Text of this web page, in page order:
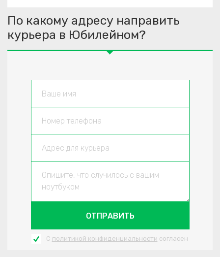
По какому адресу направить
курьера в Юбилейном?
ОТПРАВИТЬ
С политикой конфиденциальности согласен